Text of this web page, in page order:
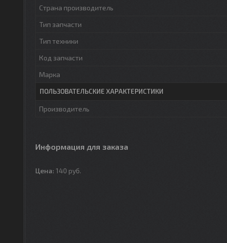
Страна производитель
Тип запчасти
Тип техники
Код запчасти
Марка
ПОЛЬЗОВАТЕЛЬСКИЕ ХАРАКТЕРИСТИКИ
Производитель
Информация для заказа
Цена: 140 руб.